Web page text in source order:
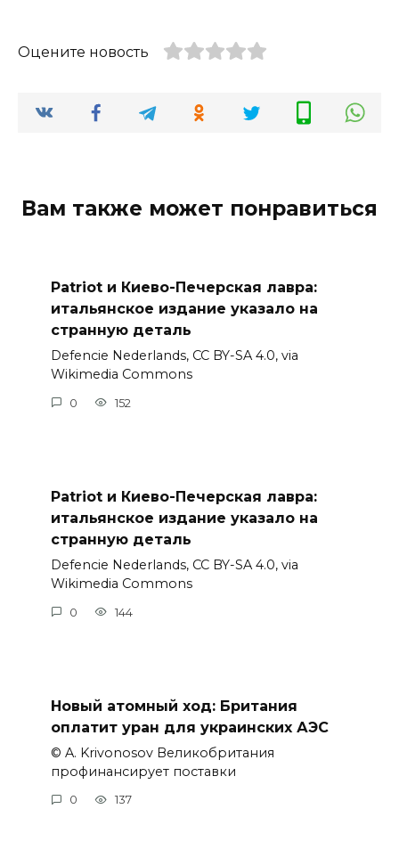
Оцените новость
Вам также может понравиться
Patriot и Киево-Печерская лавра:
итальянское издание указало на
странную деталь
Defencie Nederlands, CC BY-SA 4.0, via
Wikimedia Commons
0 152
Patriot и Киево-Печерская лавра:
итальянское издание указало на
странную деталь
Defencie Nederlands, CC BY-SA 4.0, via
Wikimedia Commons
0 144
Новый атомный ход: Британия
оплатит уран для украинских АЭС
© A. Krivonosov Великобритания
профинансирует поставки
0 137